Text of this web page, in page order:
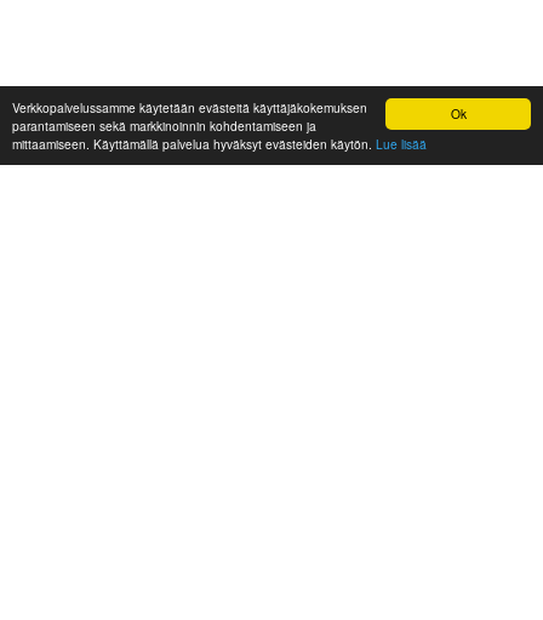
Ok
Verkkopalvelussamme käytetään evästeitä käyttäjäkokemuksen
parantamiseen sekä markkinoinnin kohdentamiseen ja
mittaamiseen. Käyttämällä palvelua hyväksyt evästeiden käytön. Lue lisää